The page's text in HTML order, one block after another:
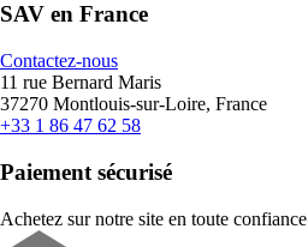
SAV en France
Contactez-nous
11 rue Bernard Maris
37270 Montlouis-sur-Loire, France
+33 1 86 47 62 58
Paiement sécurisé
Achetez sur notre site en toute confiance